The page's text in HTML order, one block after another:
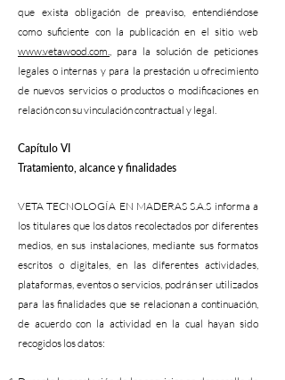
que exista obligación de preaviso, entendiéndose
como suficiente con la publicación en el sitio web
www.vetawood.com., para la solución de peticiones
legales o internas y para la prestación u ofrecimiento
de nuevos servicios o productos o modificaciones en
relación con su vinculación contractual y legal.
Capítulo VI
Tratamiento, alcance y finalidades
VETA TECNOLOGÍA EN MADERAS S.A.S informa a
los titulares que los datos recolectados por diferentes
medios, en sus instalaciones, mediante sus formatos
escritos o digitales, en las diferentes actividades,
plataformas, eventos o servicios, podrán ser utilizados
para las finalidades que se relacionan a continuación,
de acuerdo con la actividad en la cual hayan sido
recogidos los datos: